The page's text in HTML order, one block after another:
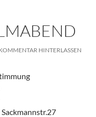
HINTERLASSEN